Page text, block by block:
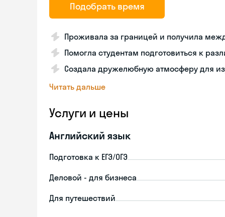
Подобрать время
Проживала за границей и получила
Помогла студентам подготовиться к
Создала дружелюбную атмосферу для
Читать дальше
Услуги и цены
Английский язык
Подготовка к ЕГЭ/ОГЭ
Деловой - для бизнеса
Для путешествий